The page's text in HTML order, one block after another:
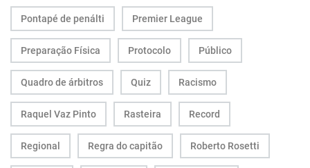
Pontapé de penálti Premier League
Preparação Física Protocolo Público
Quadro de árbitros Quiz Racismo
Raquel Vaz Pinto Rasteira Record
Regional Regra do capitão Roberto Rosetti